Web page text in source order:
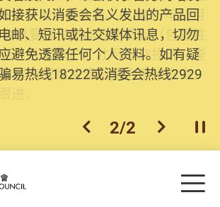
接获以消委会名义发出的产品回
邮、短讯或社交媒体讯息，切勿
避免透露任何个人资料。如有疑
易热线18222或消委会热线2929
级及推出新功能。由2025年11月
需要提供基本联络资料（包括姓
）注册帐户，才可提交投诉、查
提交纪录将清晰整合于帐户中，
进。
上一个
2/2 下一个开
目